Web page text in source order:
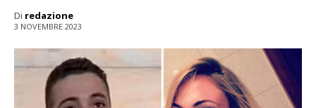
Di redazione
3 NOVEMBRE 2023